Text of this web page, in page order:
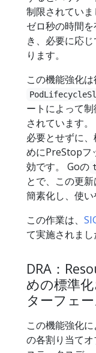
制限されてい
ゼロ秒の時間
き、必要に応
ります。
この機能強化は
ートによって
されています
必要とせずに
めにPreStopフ
効です。 Goの
とで、この更
簡素化し、使い
この作業は、
て実施されまし
DRA：
めの標準
ターフェ
この機能強化
の各割り当て